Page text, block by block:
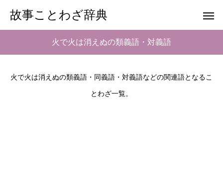
故事ことわざ辞典
火で火は消えぬの類義語・対義語
火で火は消えぬの類義語・同義語・対義語などの関連語となるこ
とわざ一覧。